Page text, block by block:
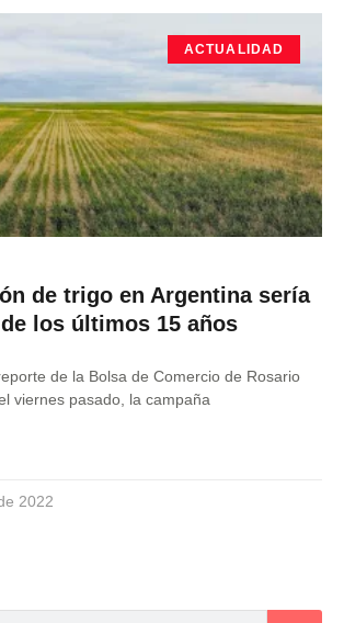
ACTUALIDAD
de trigo en Argentina sería
los últimos 15 años
de la Bolsa de Comercio de Rosario
viernes pasado, la campaña
2022